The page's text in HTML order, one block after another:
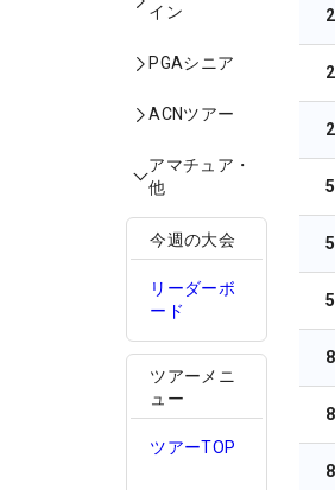
イン
PGAシニア
ACNツアー
アマチュア・
他
今週の大会
リーダーボ
ード
ツアーメニ
ュー
ツアーTOP
2
2
2
5
5
5
8
8
8